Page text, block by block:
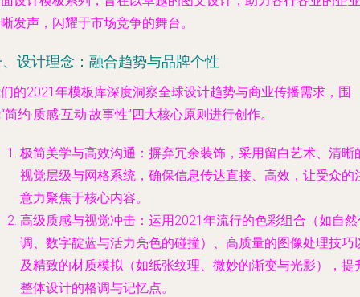
发声，闪耀于市场竞争的舞台。
设计理念：融合趋势与品牌个性
的2021年模板库深度洞察全球设计趋势与商业传播需求，围
简约·质感·互动·故事性”四大核心原则进行创作。
极简美学与高效沟通 ：摒弃冗余装饰，采用留白艺术、清晰
视觉层级与网格系统，确保信息传达直接、高效，让受众的
意力聚焦于核心内容。
高级质感与视觉冲击 ：运用2021年流行的色彩组合（如自
调、数字靛蓝与活力亮色的碰撞）、高质量的图像处理技巧
及精致的材质模拟（如纸张纹理、微妙的渐变与光影），提
整体设计的格调与记忆点。